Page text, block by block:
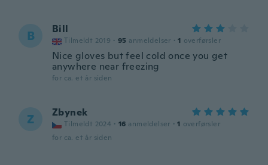
B Bill
Tilmeldt 2019 · 95 anmeldelser · 1 overførsler
Nice gloves but feel cold once you get
anywhere near freezing
for ca. et år siden
Z Zbynek
Tilmeldt 2024 · 16 anmeldelser · 1 overførsler
for ca. et år siden